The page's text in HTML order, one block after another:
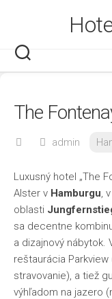
The
admin
Luxusný hotel „The
Alster v Hamburgu,
oblasti
sa decentne
a dizajnový
reštaurácia
stravovanie), a tiež
výhľadom na jazero